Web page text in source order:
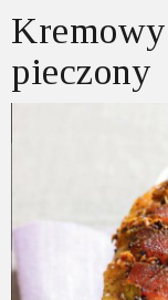
Kremowy
pieczony